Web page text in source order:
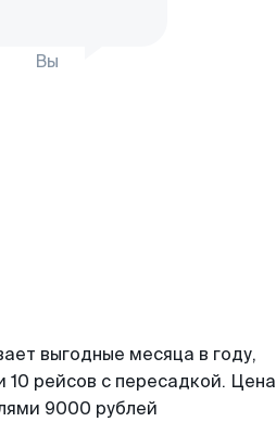
Вы
выгодные месяца в году,
рейсов с пересадкой. Цена
9000 рублей